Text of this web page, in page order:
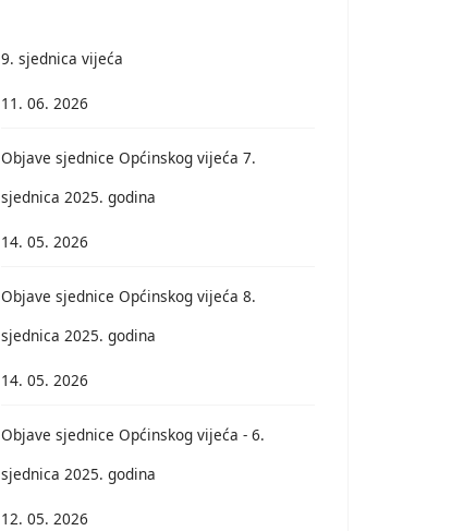
9. sjednica vijeća
11. 06. 2026
Objave sjednice Općinskog vijeća 7.
sjednica 2025. godina
14. 05. 2026
Objave sjednice Općinskog vijeća 8.
sjednica 2025. godina
14. 05. 2026
Objave sjednice Općinskog vijeća - 6.
sjednica 2025. godina
12. 05. 2026